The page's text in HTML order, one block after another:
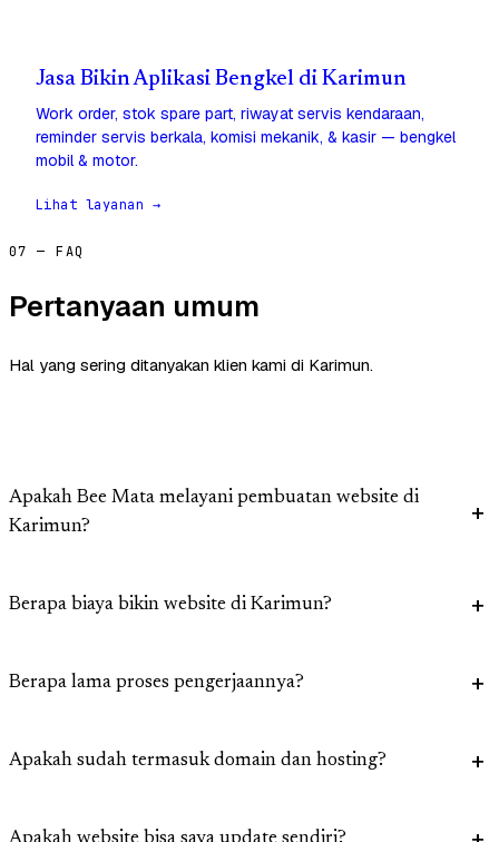
Jasa Bikin Aplikasi Bengkel di Karimun
Work order, stok spare part, riwayat servis kendaraan,
reminder servis berkala, komisi mekanik, & kasir — bengkel
mobil & motor.
Lihat layanan →
07 — FAQ
Pertanyaan umum
Hal yang sering ditanyakan klien kami di Karimun.
Apakah Bee Mata melayani pembuatan website di
Karimun?
Berapa biaya bikin website di Karimun?
Berapa lama proses pengerjaannya?
Apakah sudah termasuk domain dan hosting?